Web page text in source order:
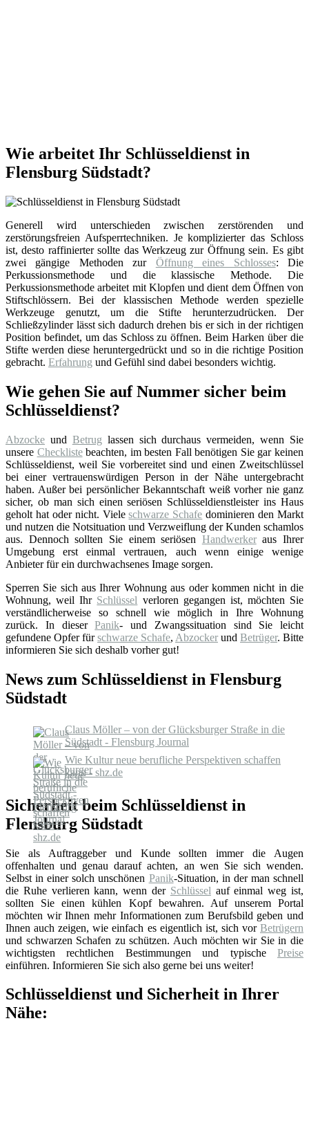
Wie arbeitet Ihr Schlüsseldienst in
Flensburg Südstadt?
Generell wird unterschieden zwischen zerstörenden und
zerstörungsfreien Aufsperrtechniken. Je komplizierter das Schloss
ist, desto raffinierter sollte das Werkzeug zur Öffnung sein. Es gibt
zwei gängige Methoden zur Öffnung eines Schlosses: Die
Perkussionsmethode und die klassische Methode. Die
Perkussionsmethode arbeitet mit Klopfen und dient dem Öffnen von
Stiftschlössern. Bei der klassischen Methode werden spezielle
Werkzeuge genutzt, um die Stifte herunterzudrücken. Der
Schließzylinder lässt sich dadurch drehen bis er sich in der richtigen
Position befindet, um das Schloss zu öffnen. Beim Harken über die
Stifte werden diese heruntergedrückt und so in die richtige Position
gebracht. Erfahrung und Gefühl sind dabei besonders wichtig.
Wie gehen Sie auf Nummer sicher beim
Schlüsseldienst?
Abzocke und Betrug lassen sich durchaus vermeiden, wenn Sie
unsere Checklistebeachten, im besten Fall benötigen Sie gar keinen
Schlüsseldienst, weil Sie vorbereitet sind und einen Zweitschlüssel
bei einer vertrauenswürdigen Person in der Nähe untergebracht
haben. Außer bei persönlicher Bekanntschaft weiß vorher nie ganz
sicher, ob man sich einen seriösen Schlüsseldienstleister ins Haus
geholt hat oder nicht. Vieleschwarze Schafe dominieren den Markt
und nutzen die Notsituation und Verzweiflung der Kunden schamlos
aus. Dennoch sollten Sie einem seriösen Handwerkeraus Ihrer
Umgebung erst einmal vertrauen, auch wenn einige wenige
Anbieter für ein durchwachsenes Image sorgen.
Sperren Sie sich aus Ihrer Wohnung aus oder kommen nicht in die
Wohnung, weil Ihr Schlüssel verloren gegangen ist, möchten Sie
verständlicherweise so schnell wie möglich in Ihre Wohnung
zurück. In dieserPanik- und Zwangssituation sind Sie leicht
gefundene Opfer fürschwarze Schafe, Abzocker und Betrüger. Bitte
informieren Sie sich deshalb vorher gut!
News zum Schlüsseldienst in Flensburg
Südstadt
Claus Möller – von der Glücksburger Straße in die
Südstadt - Flensburg Journal
Wie Kultur neue berufliche Perspektiven schaffen
kann - shz.de
Sicherheit beim Schlüsseldienst in
Flensburg Südstadt
Sie als Auftraggeber und Kunde sollten immer die Augen
offenhalten und genau darauf achten, an wen Sie sich wenden.
Selbst in einer solch unschönen Panik-Situation, in der man schnell
die Ruhe verlieren kann, wenn der Schlüssel auf einmal weg ist,
sollten Sie einen kühlen Kopf bewahren. Auf unserem Portal
möchten wir Ihnen mehr Informationen zum Berufsbild geben und
Ihnen auch zeigen, wie einfach es eigentlich ist, sich vor Betrügern
und schwarzen Schafen zu schützen. Auch möchten wir Sie in die
wichtigsten rechtlichen Bestimmungen und typische Preise
einführen. Informieren Sie sich also gerne bei uns weiter!
Schlüsseldienst und Sicherheit in Ihrer
Nähe: